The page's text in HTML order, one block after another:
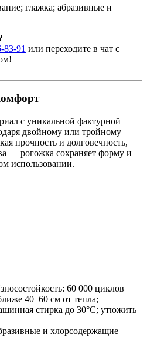
глажка; абразивные и
83-91 или переходите в чат с
с уникальной фактурной
двойному или тройному
прочность и долговечность,
— рогожка сохраняет форму и
использовании.
60 000 циклов
40–60 см от тепла;
стирка до 30°C; утюжить
и хлорсодержащие